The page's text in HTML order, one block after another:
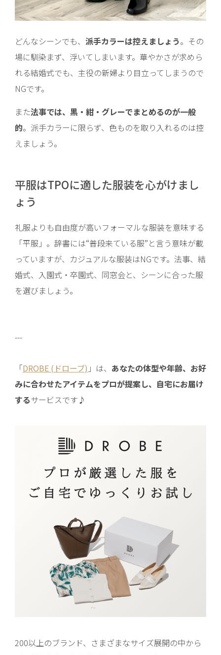
どんなシーンでも、 派手カラーは控えましょう。その
場に馴染まず、浮いてしまいます。華やかさが求めら
れる結婚式でも、主役の新婦より目立ってしまうので
NGです。
また法事では、黒・紺・グレーでまとめるのが一般
的。派手カラーに限らず、色ものを取り入れるのは控
えましょう。
平服はTPOに適した服装を心がけまし
ょう
礼服よりも自由度が高いフォーマルな服装を意味する
「平服」。辞書には“普段来ている服”と言う意味が載
っていますが、カジュアルな服装はNGです。法事、結
婚式、入園式・卒園式、同窓会と、シーンに合った服
を選びましょう。
---
「DROBE (ドローブ) 」は、 あなたの体型や年齢、お好
みに合わせたアイテムをプロが提案し、自宅にお届け
するサービスです♪
200以上のブランド、さまざまなサイズ展開の中から